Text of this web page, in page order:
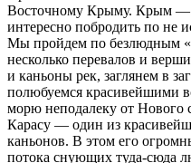
Восточному Крыму. Крым —
интересно побродить по не
Мы пройдем по безлюдным
несколько перевалов и
и каньоны рек, заглянем в
полюбуемся красивейшими
морю неподалеку от Нового
Карасу — один из
каньонов. В этом его
потока снующих туда-сюда